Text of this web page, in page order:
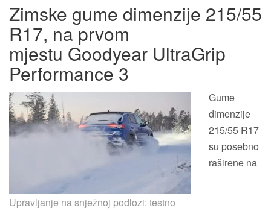
Zimske gume dimenzije 215/55
R17, na prvom
mjestu Goodyear UltraGrip
Performance 3
Upravljanje na snježnoj podlozi: testno
Gume
dimenzije
215/55 R17
su posebno
raširene na